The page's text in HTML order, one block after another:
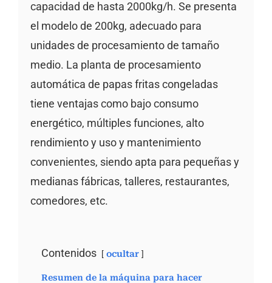
capacidad de hasta 2000kg/h. Se presenta
el modelo de 200kg, adecuado para
unidades de procesamiento de tamaño
medio. La planta de procesamiento
automática de papas fritas congeladas
tiene ventajas como bajo consumo
energético, múltiples funciones, alto
rendimiento y uso y mantenimiento
convenientes, siendo apta para pequeñas y
medianas fábricas, talleres, restaurantes,
comedores, etc.
Contenidos ocultar
Resumen de la máquina para hacer